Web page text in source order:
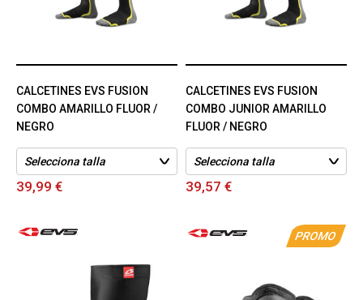
CALCETINES EVS FUSION
COMBO AMARILLO FLUOR /
NEGRO
39,99 €
CALCETINES EVS FUSION
COMBO JUNIOR AMARILLO
FLUOR / NEGRO
39,57 €
PROMO